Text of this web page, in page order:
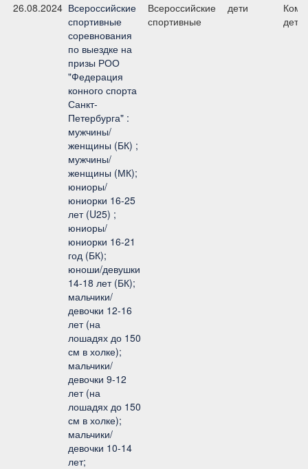
26.08.2024 Всероссийские
спортивные
соревнования
по выездке на
призы РОО
"Федерация
конного спорта
Санкт-
Петербурга" :
мужчины/
женщины (БК) ;
мужчины/
женщины (МК);
юниоры/
юниорки 16-25
лет (U25) ;
юниоры/
юниорки 16-21
год (БК);
юноши/девушки
14-18 лет (БК);
мальчики/
девочки 12-16
лет (на
лошадях до 150
см в холке);
мальчики/
девочки 9-12
лет (на
лошадях до 150
см в холке);
мальчики/
девочки 10-14
лет;
Всероссийские
спортивные
дети
дети